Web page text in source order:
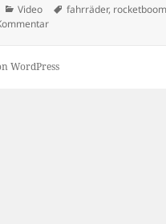
Kategorien
Video Schlagwörter
fahrräder, rocketboom
zu Custom Bicycles NYC
WordPress